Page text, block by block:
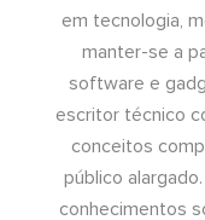
em tecnologia,
manter-se a
software e
escritor técnico
conceitos
público
conhecimentos